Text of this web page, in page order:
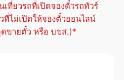
เที่ยวรถที่เปิดจองตั๋วรถทัวร์
ที่ไม่เปิดให้จองตั๋วออนไลน์
ดขายตั๋ว หรือ บขส.)*